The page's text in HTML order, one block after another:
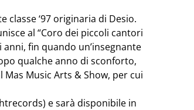
classe ‘97 originaria di Desio.
al “Coro dei piccoli cantori
fin quando un’insegnante
qualche anno di sconforto,
Music Arts & Show, per cui
e sarà disponibile in